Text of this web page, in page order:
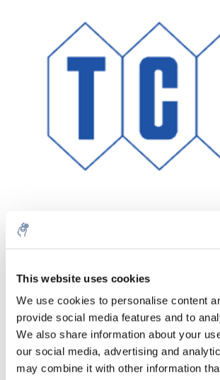
This website uses cookies
We use cookies to personalise content
provide social media features and to
We also share information about your
our social media, advertising and
may combine it with other information
1 Stuk
Toevoegen aan